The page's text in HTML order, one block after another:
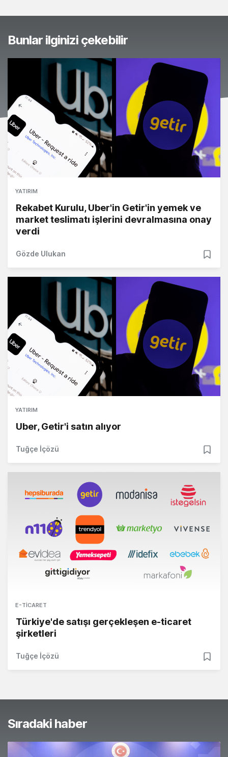
Bunlar ilginizi çekebilir
YATIRIM
Rekabet Kurulu, Uber'in Getir'in yemek ve
market teslimatı işlerini devralmasına onay
verdi
Gözde Ulukan
YATIRIM
Uber, Getir'i satın alıyor
Tuğçe İçözü
E-TICARET
Türkiye'de satışı gerçekleşen e-ticaret
şirketleri
Tuğçe İçözü
Sıradaki haber